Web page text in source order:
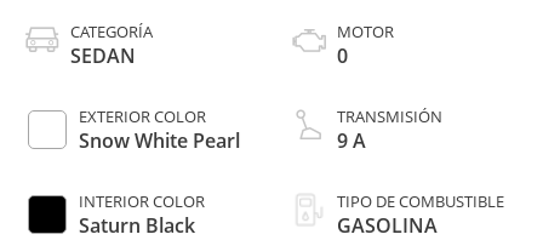
CATEGORÍA
SEDAN
EXTERIOR COLOR
Snow White Pearl
INTERIOR COLOR
Saturn Black
MOTOR
0
TRANSMISIÓN
9 A
TIPO DE COMBUSTIBLE
GASOLINA